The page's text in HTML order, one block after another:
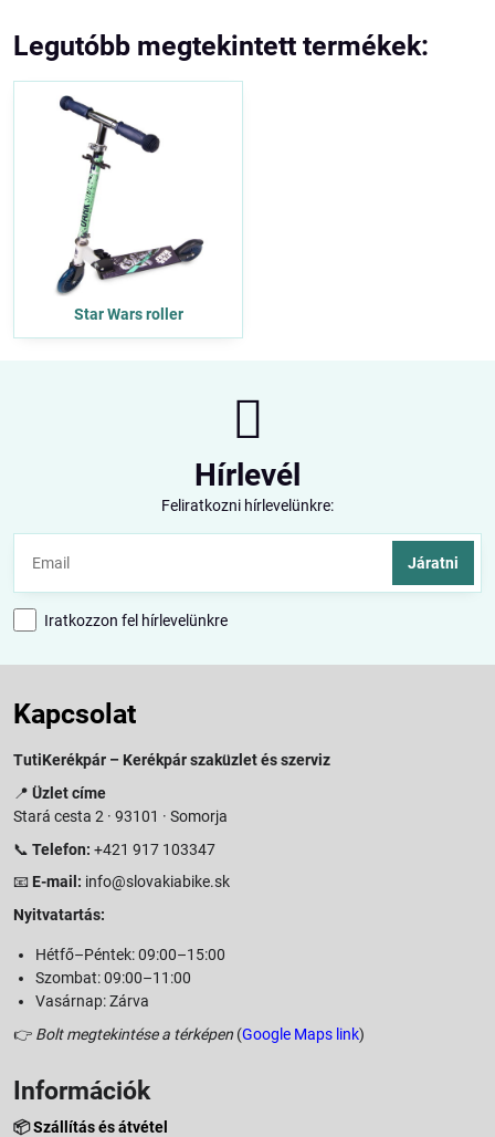
Legutóbb megtekintett termékek:
Star Wars roller
Hírlevél
Feliratkozni hírlevelünkre:
Járatni
Iratkozzon fel hírlevelünkre
Kapcsolat
TutiKerékpár – Kerékpár szaküzlet és szerviz
📍 Üzlet címe
Stará cesta 2 · 93101 · Somorja
📞 Telefon: +421 917 103347
📧 E-mail: info@slovakiabike.sk
Nyitvatartás:
Hétfő–Péntek: 09:00–15:00
Szombat: 09:00–11:00
Vasárnap: Zárva
👉 Bolt megtekintése a térképen (Google Maps link)
Információk
📦Szállítás és átvétel